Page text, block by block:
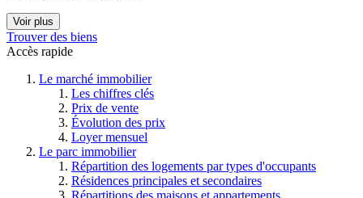
Voir plus
Trouver des biens
Accès rapide
Le marché immobilier
Les chiffres clés
Prix de vente
Évolution des prix
Loyer mensuel
Le parc immobilier
Répartition des logements par types d'occupants
Résidences principales et secondaires
Répartitions des maisons et appartements